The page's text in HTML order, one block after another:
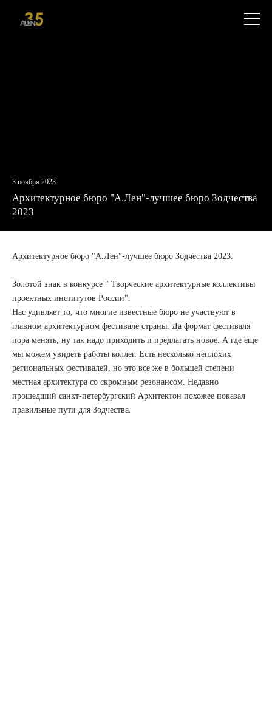
(812)меню
3 ноября 2023
Архитектурное бюро "А.Лен"-лучшее бюро Зодчества
2023
Архитектурное бюро "А.Лен"-лучшее бюро Зодчества 2023.
Золотой знак в конкурсе " Творческие архитектурные коллективы
проектных институтов России".
Нас удивляет то, что многие известные бюро не участвуют в
главном архитектурном фестивале страны. Да формат фестиваля
пора менять, ну так надо приходить и предлагать новое. А где еще
мы можем увидеть работы коллег. Есть несколько неплохих
региональных фестивалей, но это все же в большей степени
местная архитектура со скромным резонансом. Недавно
прошедший санкт-петербургский Архитектон похожее показал
правильные пути для Зодчества.